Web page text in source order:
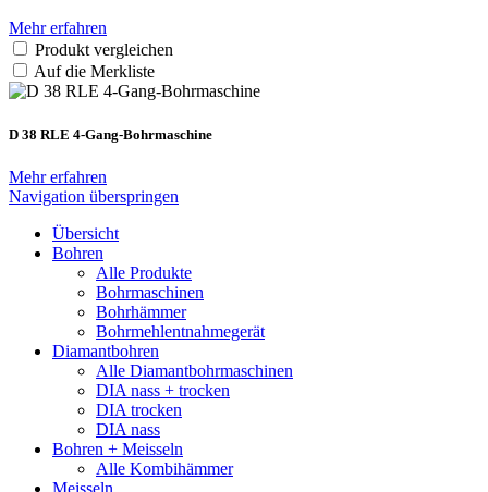
Mehr erfahren
Produkt vergleichen
Auf die Merkliste
D 38 RLE 4-Gang-Bohrmaschine
Mehr erfahren
Navigation überspringen
Übersicht
Bohren
Alle Produkte
Bohrmaschinen
Bohrhämmer
Bohrmehlentnahmegerät
Diamantbohren
Alle Diamantbohrmaschinen
DIA nass + trocken
DIA trocken
DIA nass
Bohren + Meisseln
Alle Kombihämmer
Meisseln